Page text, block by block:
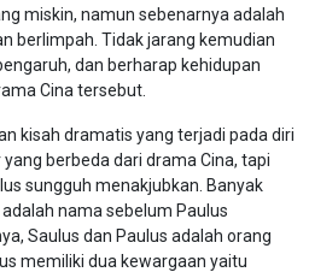
miskin, namun sebenarnya adalah
berlimpah. Tidak jarang kemudian
dan berharap kehidupan
Cina tersebut.
kisah dramatis yang terjadi pada diri
berbeda dari drama Cina, tapi
sungguh menakjubkan. Banyak
nama sebelum Paulus
Saulus dan Paulus adalah orang
memiliki dua kewargaan yaitu